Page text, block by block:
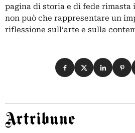
pagina di storia e di fede rimasta
non può che rappresentare un
riflessione sull’arte e sulla
Condividi su
Condividi su X
Condividi
Artribune